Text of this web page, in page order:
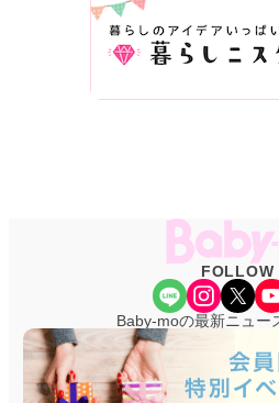
FOLLOW
Share Icon Instagram X YouTube
Baby-moの最新ニュー